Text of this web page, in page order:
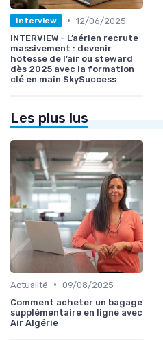
Interview • 12/06/2025
INTERVIEW - L’aérien recrute
massivement : devenir
hôtesse de l’air ou steward
dès 2025 avec la formation
clé en main SkySuccess
Les plus lus
Actualité • 09/08/2025
Comment acheter un bagage
supplémentaire en ligne avec
Air Algérie